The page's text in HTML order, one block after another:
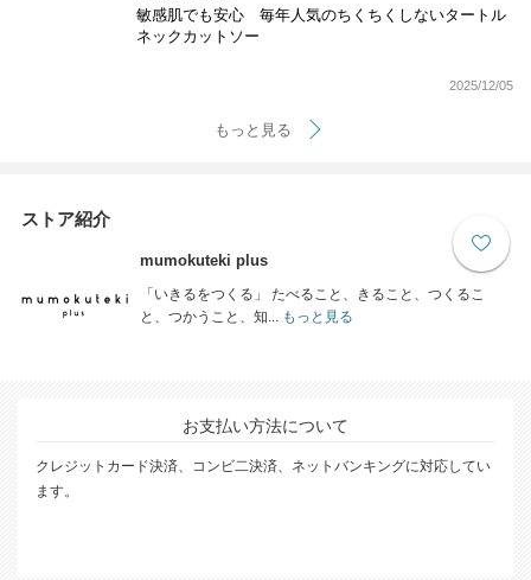
敏感肌でも安心 毎年人気のちくちくしないタートル
ネックカットソー
2025/12/05
もっと見る
ストア紹介
mumokuteki plus
「いきるをつくる」 たべること、きること、つくるこ
と、つかうこと、知...もっと見る
お支払い方法について
クレジットカード決済、コンビ二決済、ネットバンキングに対応してい
ます。